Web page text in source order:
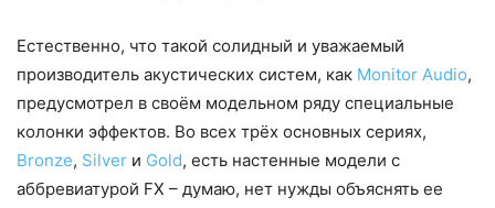
Естественно, что такой солидный и уважаемый
производитель акустических систем, как Monitor Audio,
предусмотрел в своём модельном ряду специальные
колонки эффектов. Во всех трёх основных сериях,
Bronze, Silver и Gold, есть настенные модели с
аббревиатурой FX – думаю, нет нужды объяснять ее